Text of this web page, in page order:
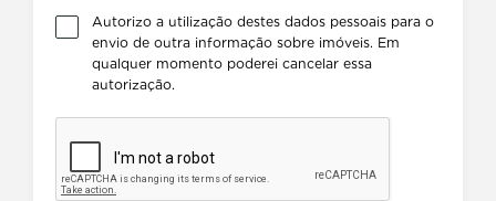
Autorizo a utilização destes dados pessoais para o
envio de outra informação sobre imóveis. Em
qualquer momento poderei cancelar essa
autorização.